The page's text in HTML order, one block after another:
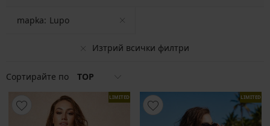
Изтрий всички филтри
mapka: Lupo
Сортирайте по TOP
LIMITED LIMITED